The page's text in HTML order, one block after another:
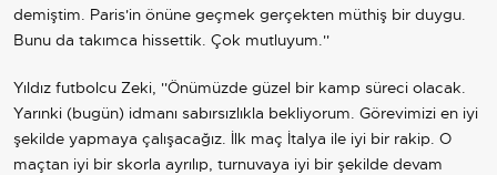
demiştim. Paris'in önüne geçmek gerçekten müthiş bir duygu.
Bunu da takımca hissettik. Çok mutluyum.''
Yıldız futbolcu Zeki, ''Önümüzde güzel bir kamp süreci olacak.
Yarınki (bugün) idmanı sabırsızlıkla bekliyorum. Görevimizi en iyi
şekilde yapmaya çalışacağız. İlk maç İtalya ile iyi bir rakip. O
maçtan iyi bir skorla ayrılıp, turnuvaya iyi bir şekilde devam